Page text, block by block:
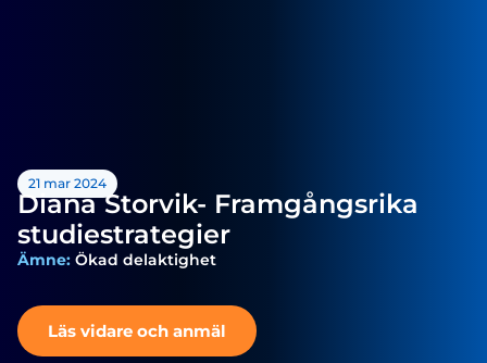
21 mar 2024
Diana Storvik- Framgångsrika
studiestrategier
Ämne: Ökad delaktighet
Läs vidare och anmäl